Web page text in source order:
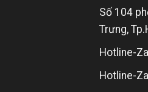
Số 104
Trưng,
Hotline-
Hotline-